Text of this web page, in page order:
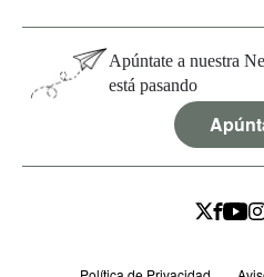
Apúntate a nuestra
está pasando